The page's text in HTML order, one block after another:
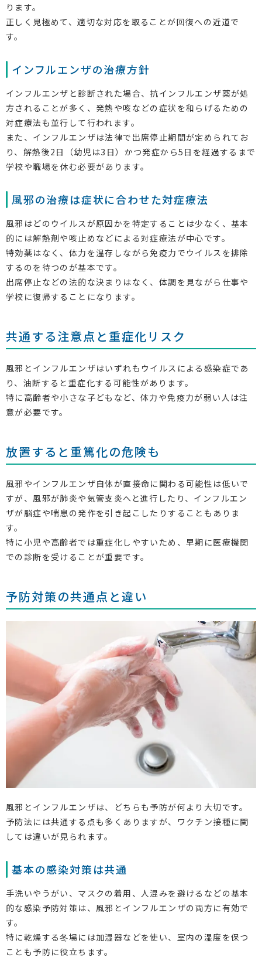
ります。
正しく見極めて、適切な対応を取ることが回復への近道で
す。
インフルエンザの治療方針
インフルエンザと診断された場合、抗インフルエンザ薬が処
方されることが多く、発熱や咳などの症状を和らげるための
対症療法も並行して行われます。
また、インフルエンザは法律で出席停止期間が定められてお
り、解熱後2日（幼児は3日）かつ発症から5日を経過するまで
学校や職場を休む必要があります。
風邪の治療は症状に合わせた対症療法
風邪はどのウイルスが原因かを特定することは少なく、基本
的には解熱剤や咳止めなどによる対症療法が中心です。
特効薬はなく、体力を温存しながら免疫力でウイルスを排除
するのを待つのが基本です。
出席停止などの法的な決まりはなく、体調を見ながら仕事や
学校に復帰することになります。
共通する注意点と重症化リスク
風邪とインフルエンザはいずれもウイルスによる感染症であ
り、油断すると重症化する可能性があります。
特に高齢者や小さな子どもなど、体力や免疫力が弱い人は注
意が必要です。
放置すると重篤化の危険も
風邪やインフルエンザ自体が直接命に関わる可能性は低いで
すが、風邪が肺炎や気管支炎へと進行したり、インフルエン
ザが脳症や喘息の発作を引き起こしたりすることもありま
す。
特に小児や高齢者では重症化しやすいため、早期に医療機関
での診断を受けることが重要です。
予防対策の共通点と違い
風邪とインフルエンザは、どちらも予防が何より大切です。
予防法には共通する点も多くありますが、ワクチン接種に関
しては違いが見られます。
基本の感染対策は共通
手洗いやうがい、マスクの着用、人混みを避けるなどの基本
的な感染予防対策は、風邪とインフルエンザの両方に有効で
す。
特に乾燥する冬場には加湿器などを使い、室内の湿度を保つ
ことも予防に役立ちます。